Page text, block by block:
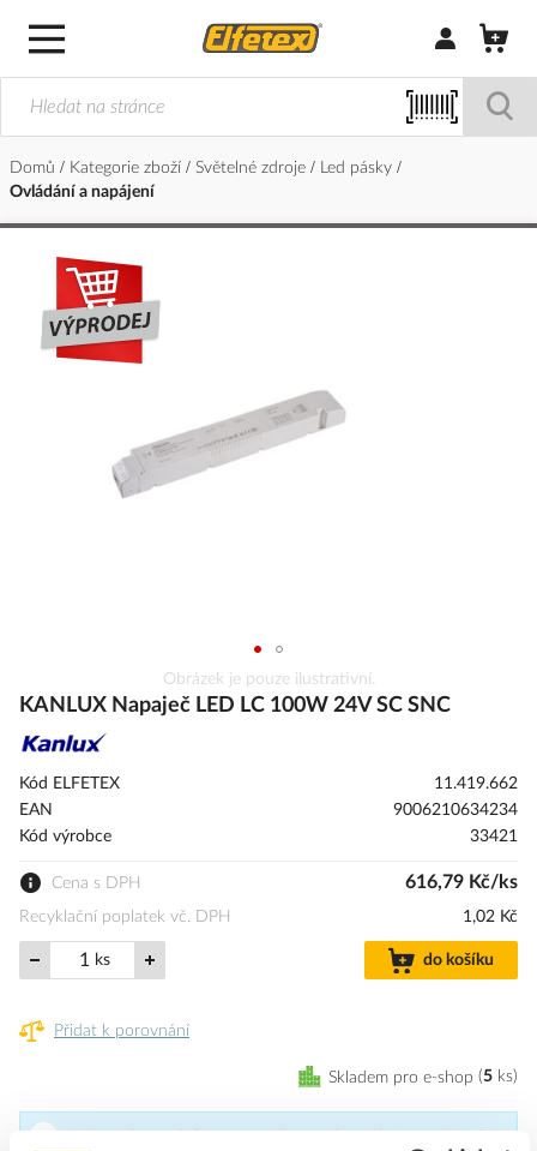
Přihlásit/
Domů Kategorie zboží Světelné zdroje
Led pásky
Ovládání a napájení
Přeskočit
konec
galerie
na
galerie
s
Obrázek je pouze ilustrativní.
KANLUX Napaječ LED LC 100W 24V SC SNC
Kód ELFETEX
11.419.662
EAN
9006210634234
Kód výrobce
33421
Cena s DPH 616,79 Kč/ks
Recyklační poplatek vč. DPH 1,02 Kč
ks do košíku
Přidat k porovnání
Skladem pro e-shop 5 ks